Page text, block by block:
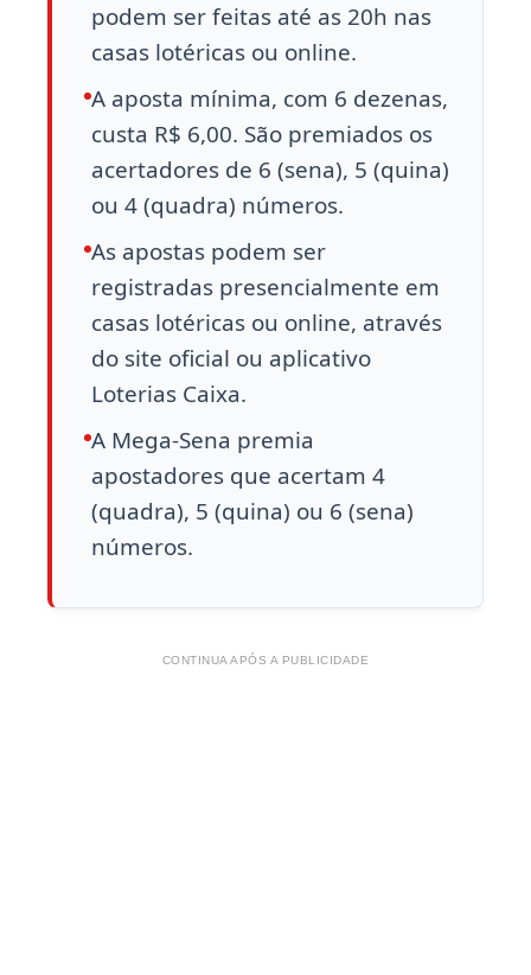
podem ser feitas até as 20h nas
casas lotéricas ou online.
A aposta mínima, com 6 dezenas,
custa R$ 6,00. São premiados os
acertadores de 6 (sena), 5 (quina)
ou 4 (quadra) números.
As apostas podem ser
registradas presencialmente em
casas lotéricas ou online, através
do site oficial ou aplicativo
Loterias Caixa.
A Mega-Sena premia
apostadores que acertam 4
(quadra), 5 (quina) ou 6 (sena)
números.
CONTINUA APÓS A PUBLICIDADE